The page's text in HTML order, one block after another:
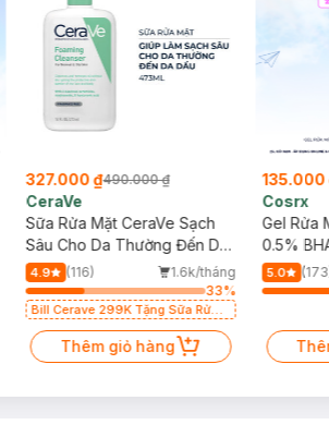
327.000 ₫490.000 ₫
CeraVe
Sữa Rửa Mặt CeraVe Sạch
Sâu Cho Da Thường Đến Da
Dầu 473ml
4.9 (116)
1.6k/tháng
33%
Bill Cerave 299K Tặng Sữa Rửa
Thêm giỏ hàng
135.000
Cosrx
Gel Rửa
0.5%
150ml
5.0